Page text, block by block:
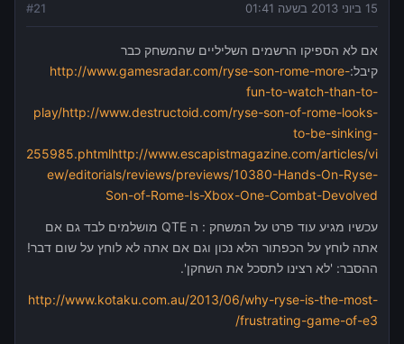
15 ביוני 2013 בשעה 01:41 #21
אם לא הספיקו הרשמים השליליים שהמשחק כבר
קיבל:http://www.gamesradar.com/ryse-son-rome-more-
fun-to-watch-than-to-
play/http://www.destructoid.com/ryse-son-of-rome-looks-
to-be-sinking-
255985.phtmlhttp://www.escapistmagazine.com/articles/vi
ew/editorials/reviews/previews/10380-Hands-On-Ryse-
Son-of-Rome-Is-Xbox-One-Combat-Devolved
עכשיו מגיע עוד פרט על המשחק : ה QTE מושלמים לבד גם אם
אתה לוחץ על הכפתור הלא נכון וגם אם אתה לא לוחץ על שום דבר!
ההסבר: 'לא רצינו לתסכל את השחקן'.
http://www.kotaku.com.au/2013/06/why-ryse-is-the-most-
frustrating-game-of-e3/